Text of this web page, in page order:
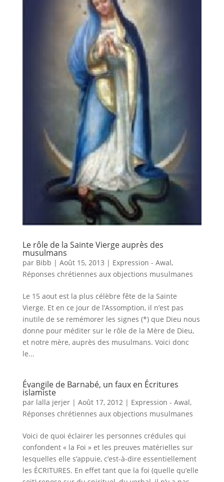
Le rôle de la Sainte Vierge auprès des
musulmans
par Bibb | Août 15, 2013 | Expression - Awal,
Réponses chrétiennes aux objections musulmanes
Le 15 aout est la plus célèbre fête de la Sainte
Vierge. Et en ce jour de l’Assomption, il n’est pas
inutile de se remémorer les signes (*) que Dieu nous
donne pour méditer sur le rôle de la Mère de Dieu,
et notre mère, auprès des musulmans. Voici donc
le...
Évangile de Barnabé, un faux en Écritures
islamiste
par lalla jerjer| Août 17, 2012| Expression - Awal,
Réponses chrétiennes aux objections musulmanes
Voici de quoi éclairer les personnes crédules qui
confondent « la Foi » et les preuves matérielles sur
lesquelles elle s’appuie, c’est-à-dire essentiellement
les ÉCRITURES. En effet tant que la foi (quelle qu’elle